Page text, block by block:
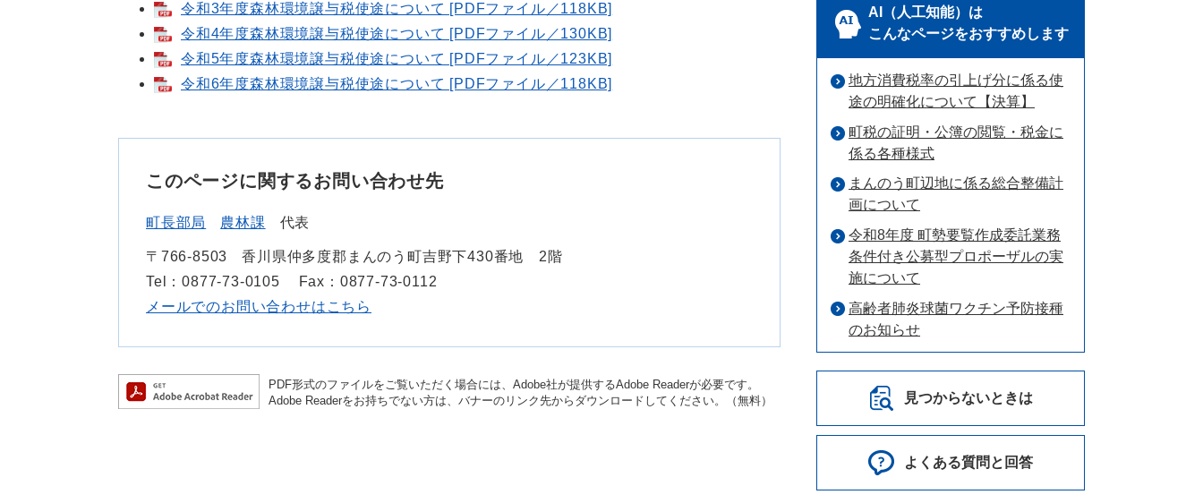
令和3年度森林環境譲与税使途について [PDFファイル／118KB]
令和4年度森林環境譲与税使途について [PDFファイル／130KB]
令和5年度森林環境譲与税使途について [PDFファイル／123KB]
令和6年度森林環境譲与税使途について [PDFファイル／118KB]
このページに関するお問い合わせ先
町長部局 農林課 代表
〒766-8503
香川県仲多度郡まんのう町吉野下430番地 2階
Tel：0877-73-0105
Fax：0877-73-0112
メールでのお問い合わせはこちら
PDF形式のファイルをご覧いただく場合には、Adobe社が提供するAdobe Readerが必要です。
Adobe Readerをお持ちでない方は、バナーのリンク先からダウンロードしてください。（無料）
AI（人工知能）は
こんなページをおすすめします
地方消費税率の引上げ分に係る使
途の明確化について【決算】
町税の証明・公簿の閲覧・税金に
係る各種様式
まんのう町辺地に係る総合整備計
画について
令和8年度 町勢要覧作成委託業務
条件付き公募型プロポーザルの実
施について
高齢者肺炎球菌ワクチン予防接種
のお知らせ
見つからないときは
よくある質問と回答